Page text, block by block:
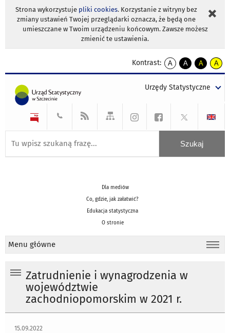
Strona wykorzystuje pliki cookies. Korzystanie z witryny bez
zmiany ustawień Twojej przeglądarki oznacza, że będą one
umieszczane w Twoim urządzeniu końcowym. Zawsze możesz
zmienić te ustawienia.
Kontrast:
A
kontrast
A
kontrast
tekst
czarnym
A
kontrast
tekst
czarnym
A
tekst
żółtym
Urzędy Statystyczne
Dla mediów
Co, gdzie, jak załatwić?
Edukacja statystyczna
O stronie
Menu główne
Zatrudnienie i wynagrodzenia w
województwie
zachodniopomorskim w 2021 r.
15.09.2022